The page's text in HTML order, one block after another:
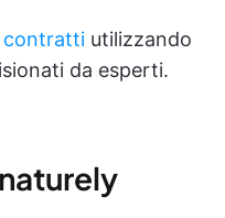
contratti utilizzando
da esperti.